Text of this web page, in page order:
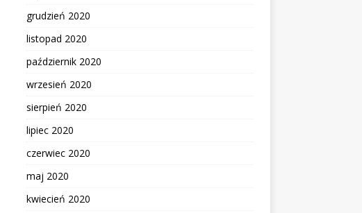
grudzień 2020
listopad 2020
październik 2020
wrzesień 2020
sierpień 2020
lipiec 2020
czerwiec 2020
maj 2020
kwiecień 2020